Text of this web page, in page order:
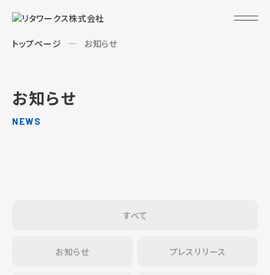
トップページ お知らせ
お知らせ
NEWS
すべて
お知らせ プレスリリース